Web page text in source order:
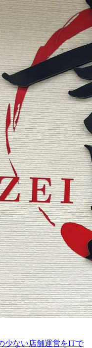
少ない店舗運営をITで